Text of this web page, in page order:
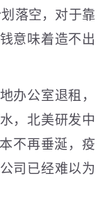
落空，对于靠
意味着造不出
办公室退租，
，北美研发中
不再垂涎，疫
司已经难以为